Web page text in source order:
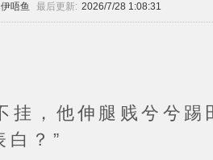
伊唔鱼 最后更新: 2026/7/28 1:08:31
他伸腿贱兮兮踢
白？”